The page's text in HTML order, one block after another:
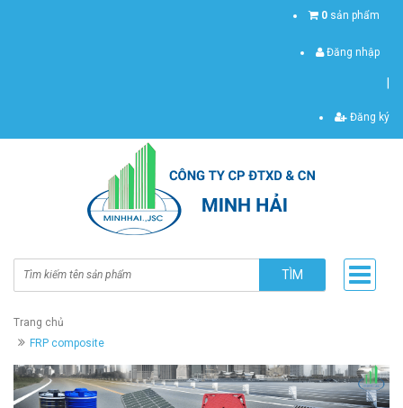
0 sản phẩm
Đăng nhập
Đăng ký
TÌM
Trang chủ
FRP composite